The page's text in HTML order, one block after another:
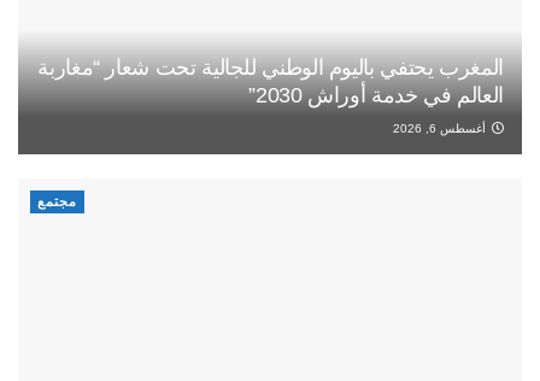
المغرب يحتفي باليوم الوطني للجالية تحت شعار “مغاربة
العالم في خدمة أوراش 2030”
أغسطس 6, 2026
مجتمع